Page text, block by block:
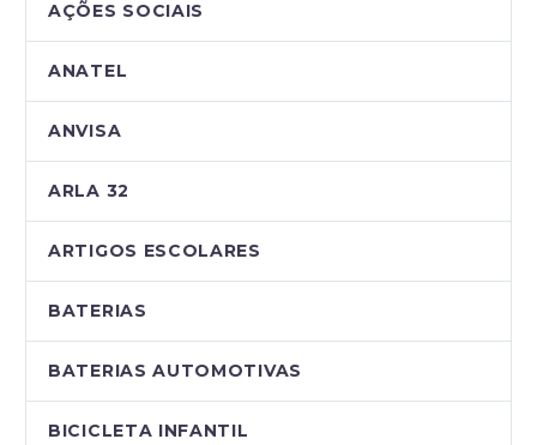
AÇÕES SOCIAIS
ANATEL
ANVISA
ARLA 32
ARTIGOS ESCOLARES
BATERIAS
BATERIAS AUTOMOTIVAS
BICICLETA INFANTIL